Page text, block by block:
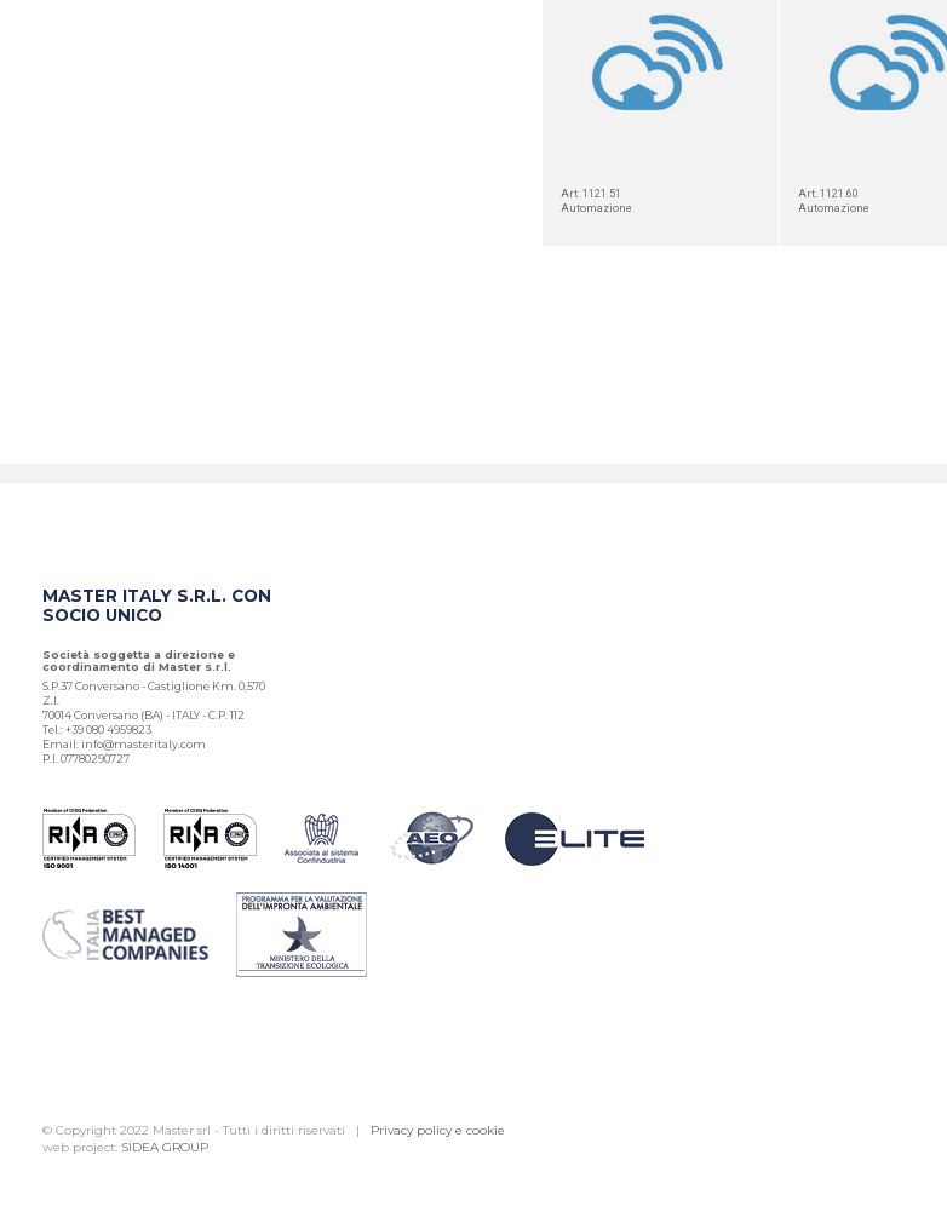
Art. 1121.51
Automazione
Art. 1121.60
Automazione
MASTER ITALY S.R.L. CON
SOCIO UNICO
Società soggetta a direzione e
coordinamento di Master s.r.l.
S.P.37 Conversano - Castiglione Km. 0,570
Z.I.
70014 Conversano (BA) - ITALY - C.P. 112
Tel.: +39 080 4959823
Email: info@masteritaly.com
P.I. 07780290727
© Copyright 2022 Master srl - Tutti i diritti riservati | Privacy policy e cookie
web project: SIDEA GROUP